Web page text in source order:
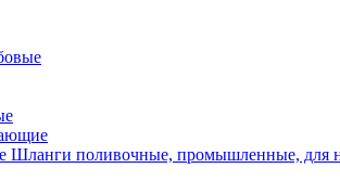
Шланги поливочные, промышленные, для